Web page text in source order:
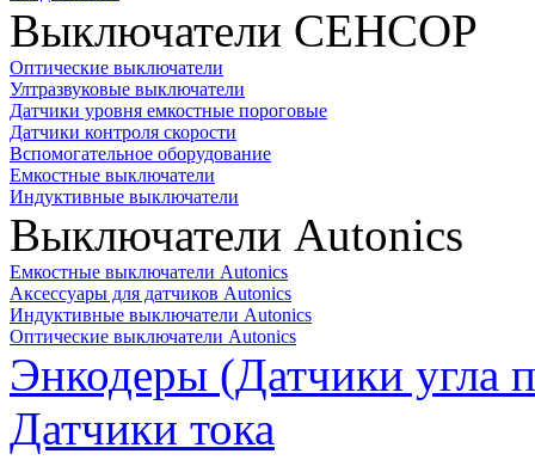
Выключатели СЕНСОР
Оптические выключатели
Ултразвуковые выключатели
Датчики уровня емкостные пороговые
Датчики контроля скорости
Вспомогательное оборудование
Емкостные выключатели
Индуктивные выключатели
Выключатели Autonics
Емкостные выключатели Autonics
Аксессуары для датчиков Autonics
Индуктивные выключатели Autonics
Оптические выключатели Autonics
Энкодеры (Датчики угла
Датчики тока